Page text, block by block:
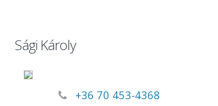
Sági Károly
+36 70 453-4368